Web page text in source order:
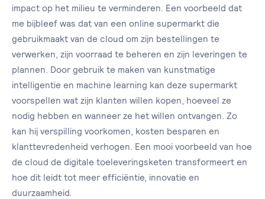
impact op het milieu te verminderen. Een voorbeeld dat
me bijbleef was dat van een online supermarkt die
gebruikmaakt van de cloud om zijn bestellingen te
verwerken, zijn voorraad te beheren en zijn leveringen te
plannen. Door gebruik te maken van kunstmatige
intelligentie en machine learning kan deze supermarkt
voorspellen wat zijn klanten willen kopen, hoeveel ze
nodig hebben en wanneer ze het willen ontvangen. Zo
kan hij verspilling voorkomen, kosten besparen en
klanttevredenheid verhogen. Een mooi voorbeeld van hoe
de cloud de digitale toeleveringsketen transformeert en
hoe dit leidt tot meer efficiëntie, innovatie en
duurzaamheid.